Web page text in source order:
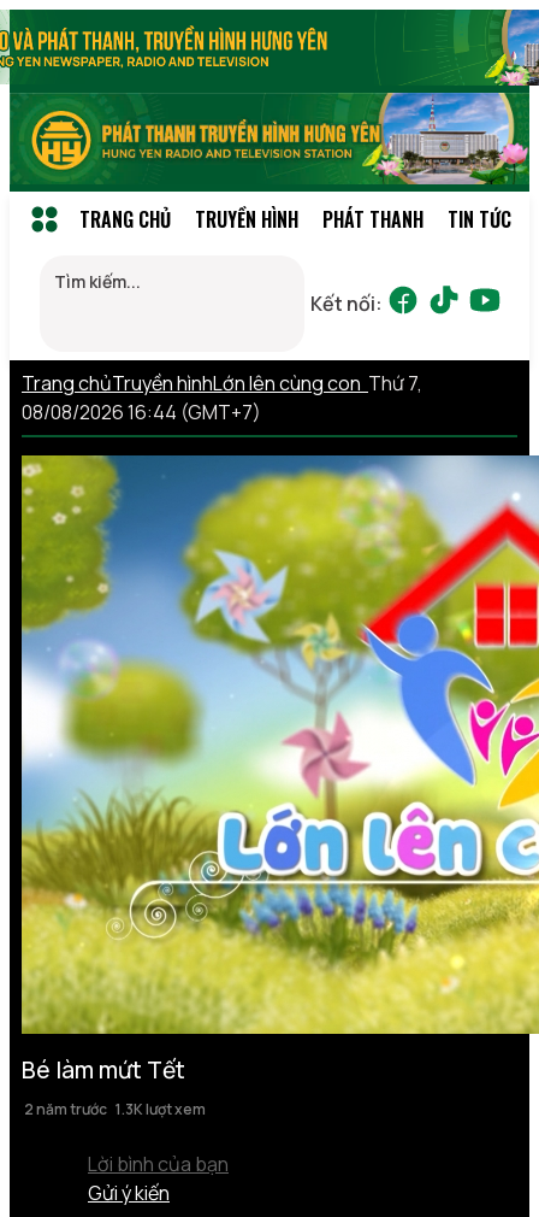
TRANG CHỦ TRUYỀN HÌNH PHÁT THANH TIN TỨC
Kết nối:
Trang chủTruyền hìnhLớn lên cùng con Thứ 7,
08/08/2026 16:44 (GMT+7)
Bé làm mứt Tết
2 năm trước 1.3K lượt xem
Lời bình của bạn
Gửi ý kiến